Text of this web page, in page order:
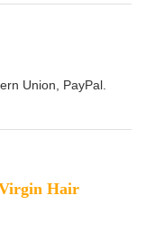
Union, PayPal.
Hair